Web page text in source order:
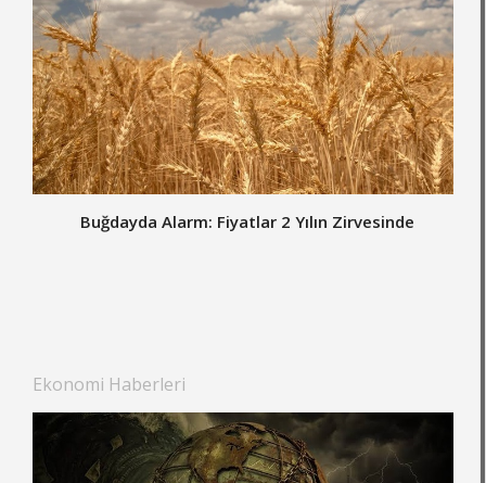
Buğdayda Alarm: Fiyatlar 2 Yılın Zirvesinde
Ekonomi Haberleri